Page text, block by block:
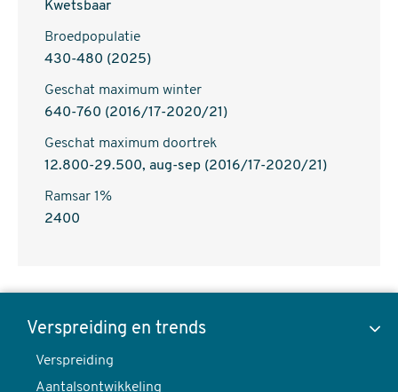
Kwetsbaar
Broedpopulatie
430-480 (2025)
Geschat maximum winter
640-760 (2016/17-2020/21)
Geschat maximum doortrek
12.800-29.500, aug-sep (2016/17-2020/21)
Ramsar 1%
2400
Charadrius
hiaticula
Verspreiding en trends
Verspreiding
Aantalsontwikkeling
Toon data van